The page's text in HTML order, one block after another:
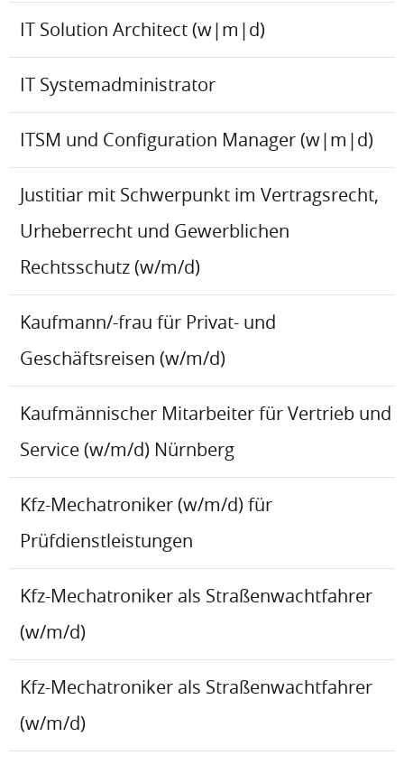
IT Solution Architect (w|m|d)
IT Systemadministrator
ITSM und Configuration Manager (w|m|d)
Justitiar mit Schwerpunkt im Vertragsrecht,
Urheberrecht und Gewerblichen
Rechtsschutz (w/m/d)
Kaufmann/-frau für Privat- und
Geschäftsreisen (w/m/d)
Kaufmännischer Mitarbeiter für Vertrieb und
Service (w/m/d) Nürnberg
Kfz-Mechatroniker (w/m/d) für
Prüfdienstleistungen
Kfz-Mechatroniker als Straßenwachtfahrer
(w/m/d)
Kfz-Mechatroniker als Straßenwachtfahrer
(w/m/d)